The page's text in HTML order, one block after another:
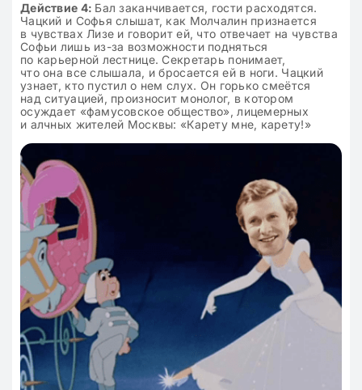
Действие 4: Бал заканчивается, гости расходятся.
Чацкий и Софья слышат, как Молчалин признается
в чувствах Лизе и говорит ей, что отвечает на чувства
Софьи лишь из-за возможности подняться
по карьерной лестнице. Секретарь понимает,
что она все слышала, и бросается ей в ноги. Чацкий
узнает, кто пустил о нем слух. Он горько смеётся
над ситуацией, произносит монолог, в котором
осуждает «фамусовское общество», лицемерных
и алчных жителей Москвы: «Карету мне, карету!»